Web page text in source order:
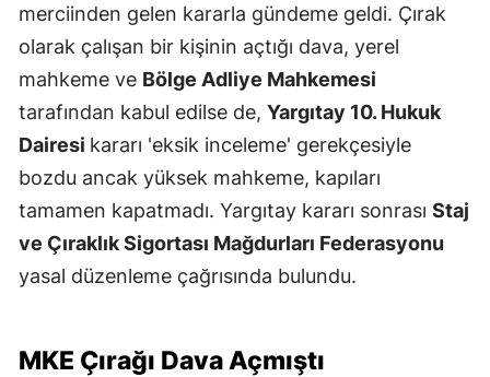
merciinden gelen kararla gündeme geldi. Çırak
olarak çalışan bir kişinin açtığı dava, yerel
mahkeme ve Bölge Adliye Mahkemesi
tarafından kabul edilse de, Yargıtay 10. Hukuk
Dairesi kararı 'eksik inceleme' gerekçesiyle
bozdu ancak yüksek mahkeme, kapıları
tamamen kapatmadı. Yargıtay kararı sonrası Staj
ve Çıraklık Sigortası Mağdurları Federasyonu
yasal düzenleme çağrısında bulundu.
MKE Çırağı Dava Açmıştı